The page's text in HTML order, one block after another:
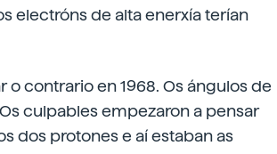
electróns de alta enerxía terían
contrario en 1968. Os ángulos de
culpables empezaron a pensar
dos protones e aí estaban as